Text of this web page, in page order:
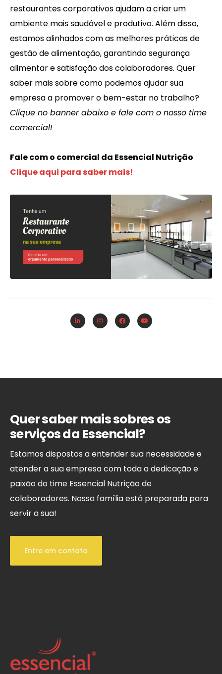
restaurantes corporativos ajudam a criar um
ambiente mais saudável e produtivo. Além disso,
estamos alinhados com as melhores práticas de
gestão de alimentação, garantindo segurança
alimentar e satisfação dos colaboradores. Quer
saber mais sobre como podemos ajudar sua
empresa a promover o bem-estar no trabalho?
Clique no banner abaixo e fale com o nosso time
comercial!
Fale com o comercial da Essencial Nutrição
Clique aqui para saber mais!
Quer saber mais sobres os
serviços da Essencial?
Estamos dispostos a entender sua necessidade e
atender a sua empresa com toda a dedicação e
paixão do time Essencial Nutrição de
colaboradores. Nossa família está preparada para
servir a sua!
Entre em contato